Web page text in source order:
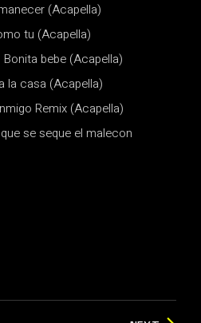
(Acapella)
tu (Acapella)
bebe (Acapella)
la casa (Acapella)
Remix (Acapella)
se seque el malecon